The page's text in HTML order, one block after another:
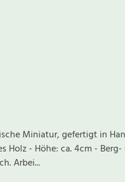
Miniatur, gefertigt in
- Höhe: ca. 4cm -
Arbei...